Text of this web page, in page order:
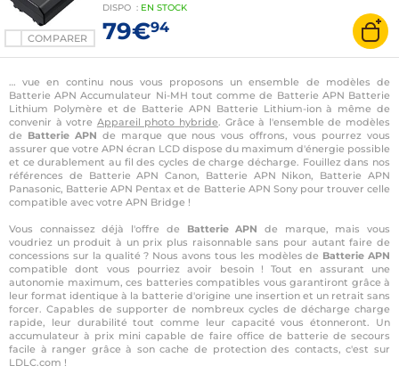
COMPARER
DISPO : EN STOCK
79€94
… vue en continu nous vous proposons un ensemble de modèles de
Batterie APN Accumulateur Ni-MH tout comme de Batterie APN Batterie
Lithium Polymère et de Batterie APN Batterie Lithium-ion à même de
convenir à votre Appareil photo hybride. Grâce à l'ensemble de modèles
de Batterie APN de marque que nous vous offrons, vous pourrez vous
assurer que votre APN écran LCD dispose du maximum d'énergie possible
et ce durablement au fil des cycles de charge décharge. Fouillez dans nos
références de Batterie APN Canon, Batterie APN Nikon, Batterie APN
Panasonic, Batterie APN Pentax et de Batterie APN Sony pour trouver celle
compatible avec votre APN Bridge !
Vous connaissez déjà l'offre de Batterie APN de marque, mais vous
voudriez un produit à un prix plus raisonnable sans pour autant faire de
concessions sur la qualité ? Nous avons tous les modèles de Batterie APN
compatible dont vous pourriez avoir besoin ! Tout en assurant une
autonomie maximum, ces batteries compatibles vous garantiront grâce à
leur format identique à la batterie d'origine une insertion et un retrait sans
forcer. Capables de supporter de nombreux cycles de décharge charge
rapide, leur durabilité tout comme leur capacité vous étonneront. Un
accumulateur à prix mini capable de faire office de batterie de secours
facile à ranger grâce à son cache de protection des contacts, c'est sur
LDLC.com !